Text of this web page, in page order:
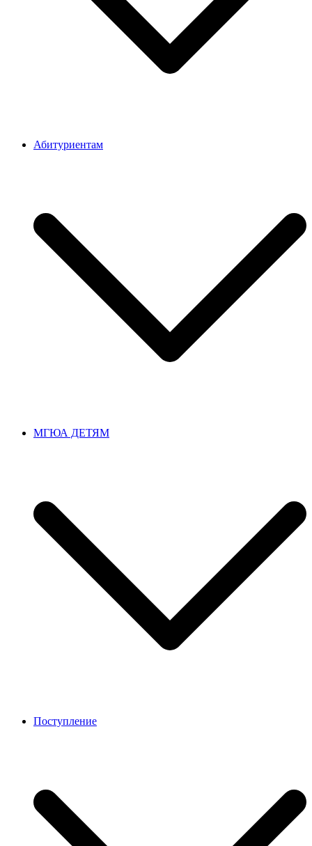
Абитуриентам
МГЮА ДЕТЯМ
Поступление